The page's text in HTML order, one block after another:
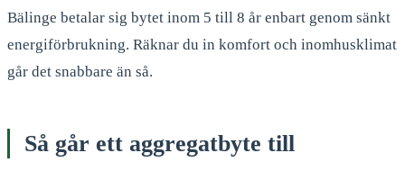
Bälinge betalar sig bytet inom 5 till 8 år enbart genom sänkt
energiförbrukning. Räknar du in komfort och inomhusklimat
går det snabbare än så.
Så går ett aggregatbyte till